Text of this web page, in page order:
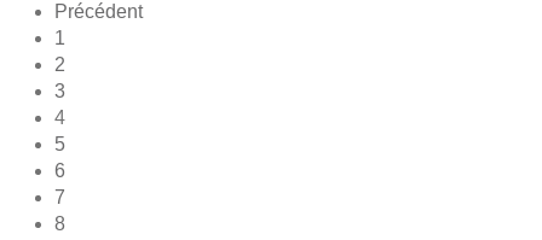
Précédent
1
2
3
4
5
6
7
8